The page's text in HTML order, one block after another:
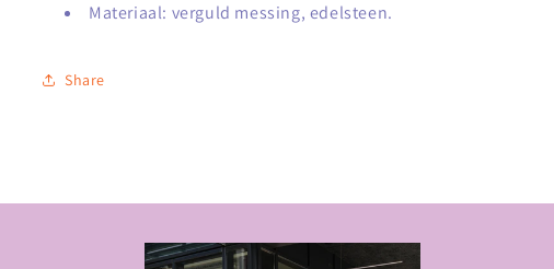
Materiaal: verguld messing, edelsteen.
Share